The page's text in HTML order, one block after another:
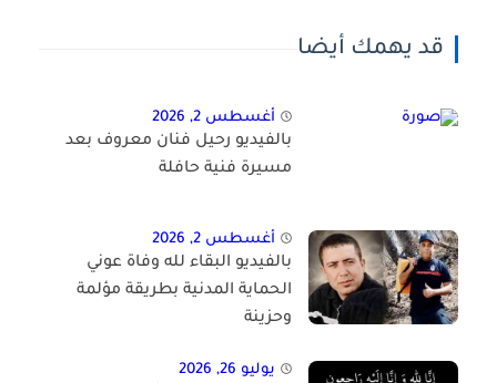
قد يهمك أيضا
أغسطس 2, 2026
بالفيديو رحيل فنان معروف بعد
مسيرة فنية حافلة
أغسطس 2, 2026
بالفيديو البقاء لله وفاة عوني
الحماية المدنية بطريقة مؤلمة
وحزينة
يوليو 26, 2026